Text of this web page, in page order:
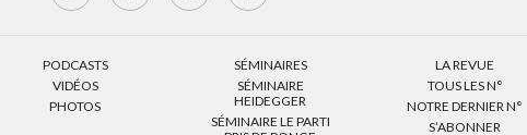
PODCASTS
VIDÉOS
PHOTOS
SÉMINAIRES
SÉMINAIRE
HEIDEGGER
SÉMINAIRE LE PARTI
LA REVUE
TOUS LES N°
NOTRE DERNIER N°
S’ABONNER